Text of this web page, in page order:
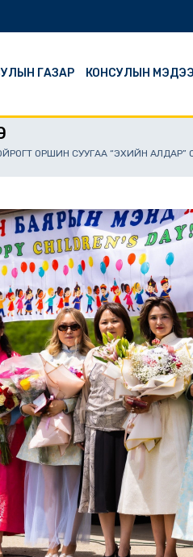
ГАЗАР КОНСУЛЫН МЭДЭЭ
ОРШИН СУУГАА “ЭХИЙН АЛДАР”